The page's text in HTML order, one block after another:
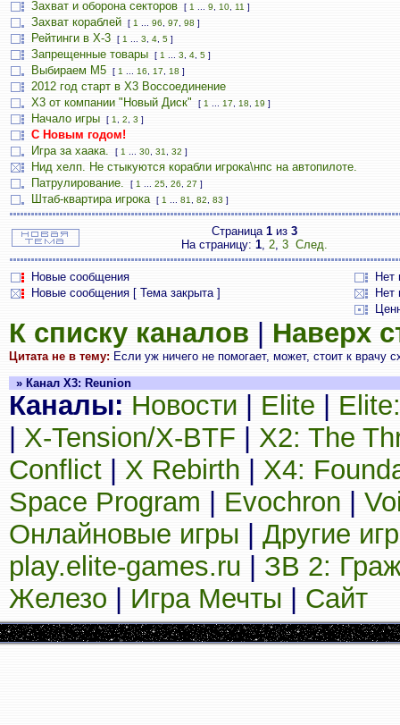
Захват и оборона секторов [ 1 9 10 11 ]
Захват кораблей [ 1 96 97 98 ]
Рейтинги в Х-3 [ 1 3 4 5 ]
Запрещенные товары [ 1 3 4 5 ]
Выбираем М5 [ 1 16 17 18 ]
2012 год старт в Х3 Воссоединение
X3 от компании "Новый Диск"
[ 1 17 18 19 ]
Начало игры [ 1 2 3 ]
С Новым годом!
Игра за хаака.
[ 1 30 31 32 ]
Нид хелп. Не стыкуются корабли игрока\нпс на автопилоте.
Патрулирование.
[ 1 25 26 27 ]
Штаб-квартира игрока [ 1 81 82 83 ]
Страница 1 из 3
На страницу: 1, 2, 3 След.
Новые сообщения
Нет
Новые сообщения [ Тема закрыта ]
Нет
К списку каналов Наверх
Цитата не в тему: Если уж ничего не помогает, может, стоит к врачу
» Канал X3: Reunion
Каналы: Новости Elite
X-Tension/X-BTF
X2: The
Conflict
X Rebirth
X4:
Space Program
Evochron
Онлайновые игры
Другие
play.elite-games.ru
ЗВ 2:
Железо
Игра Мечты Сайт